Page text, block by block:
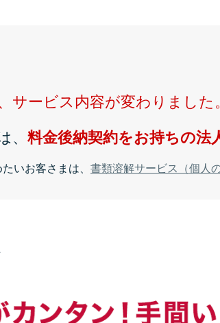
サービス内容が変わりました。
料金後納契約をお持ちの法
いお客さまは、 書類溶解サービス（個人